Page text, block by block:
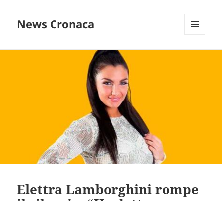
News Cronaca
Elettra Lamborghini rompe